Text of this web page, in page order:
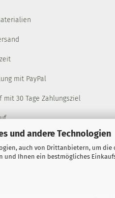
und andere Technologien
auch von Drittanbietern, um
und Ihnen ein bestmögliches
mit PayPal
mit 30 Tage Zahlungsziel